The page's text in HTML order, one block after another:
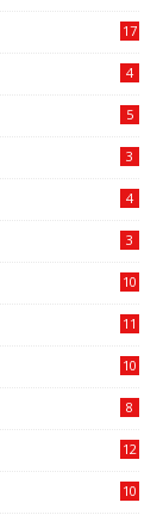
17
4
5
3
4
3
10
11
10
8
12
10